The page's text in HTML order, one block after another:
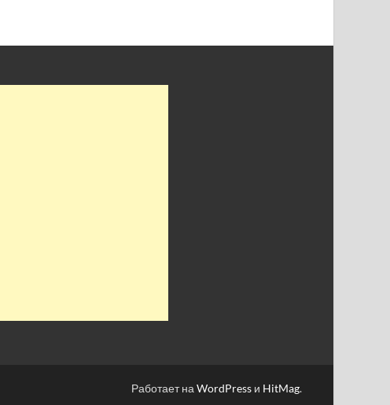
Работает на WordPress и HitMag.